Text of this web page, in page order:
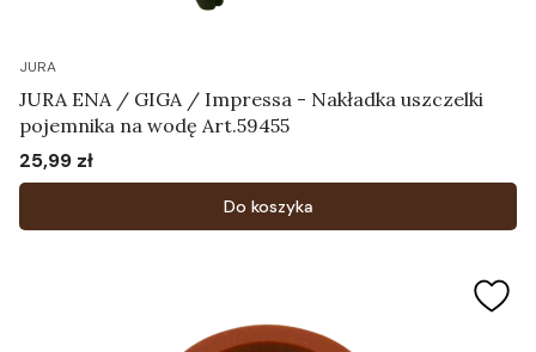
JURA
JURA ENA / GIGA / Impressa - Nakładka uszczelki
pojemnika na wodę Art.59455
Cena
25,99 zł
Do koszyka